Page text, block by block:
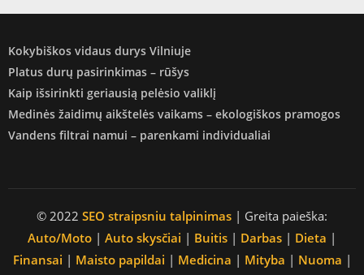
Kokybiškos vidaus durys Vilniuje
Platus durų pasirinkimas – rūšys
Kaip išsirinkti geriausią pelėsio valiklį
Medinės žaidimų aikštelės vaikams – ekologiškos pramogos
Vandens filtrai namui – parenkami individualiai
© 2022 SEO straipsniu talpinimas | Greita paieška:
Auto/Moto | Auto skysčiai | Buitis | Darbas | Dieta |
Finansai | Maisto papildai | Medicina | Mityba | Nuoma |